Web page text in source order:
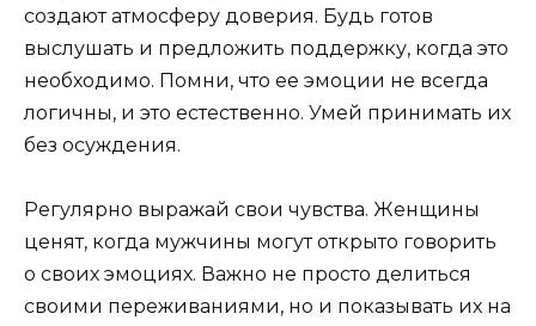
создают атмосферу доверия. Будь готов
выслушать и предложить поддержку, когда это
необходимо. Помни, что ее эмоции не всегда
логичны, и это естественно. Умей принимать их
без осуждения.
Регулярно выражай свои чувства. Женщины
ценят, когда мужчины могут открыто говорить
о своих эмоциях. Важно не просто делиться
своими переживаниями, но и показывать их на